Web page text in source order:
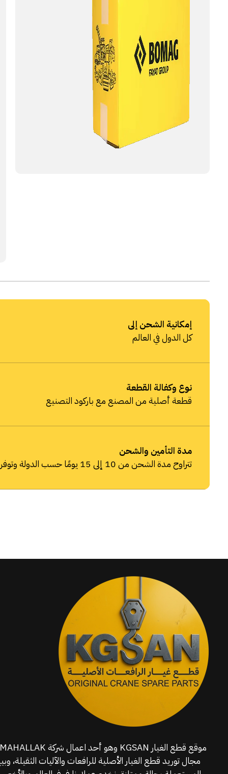
إمكانية الشحن إلى
كل الدول في العالم
نوع وكفالة القطعة
قطعة أصلية من المصنع مع باركود التصنيع
مدة التأمين والشحن
تتراوح مدة الشحن من 10 إلى 15 يومًا حسب الدولة وتوفر شركات الشحن
مجال توريد قطع الغيار الأصلية للرافعات والآليات الثقيلة،